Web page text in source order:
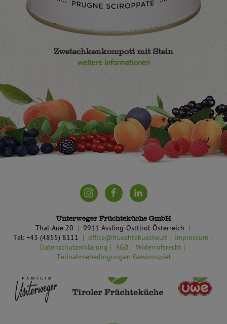
Zwetschkenkompott mit Stein
weitere Informationen
Unterweger Früchteküche GmbH
Thal-Aue 20
9911 Assling-Osttirol-Österreich
Tel: +43 (4855) 8111
office@fruechtekueche.at
Impressum
Datenschutzerklärung
AGB
Widerrufsrecht
Teilnahmebedingungen Gewinnspiel